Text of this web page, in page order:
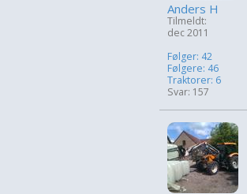
Anders H
Tilmeldt:
dec 2011
Følger: 42
Følgere: 46
Traktorer: 6
Svar: 157